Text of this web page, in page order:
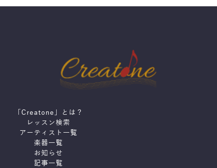
「Creatone」とは？
レッスン検索
アーティスト一覧
楽器一覧
お知らせ
記事一覧